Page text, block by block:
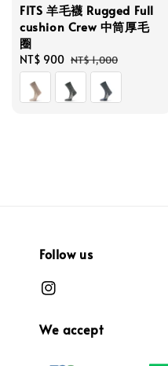
FITS 羊毛襪 Rugged Full
cushion Crew 中筒厚毛
圈
Sale
price
NT$ 900 Regular
price
NT$ 1,000
Follow us
We accept